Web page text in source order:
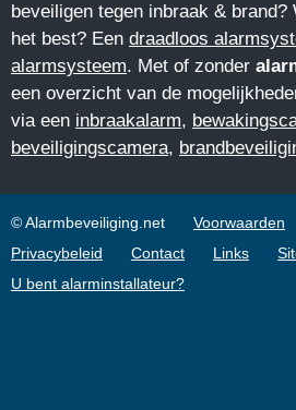
beveiligen tegen inbraak & brand?
het best? Een draadloos
alarmsysteem. Met of zonder
een overzicht van de
via een inbraakalarm,
beveiligingscamera,
© Alarmbeveiliging.net Voorwaarden
Privacybeleid
Contact Links
U bent alarminstallateur?